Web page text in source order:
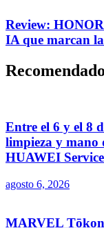
Review:
IA que marcan
Entre el 6 y el 8
limpieza y mano
HUAWEI
agosto 6, 2026
MARVEL